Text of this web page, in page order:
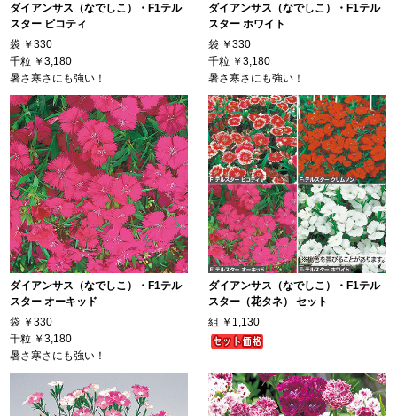
ダイアンサス（なでしこ）・F1テル
スター ピコティ
袋 ￥330
千粒 ￥3,180
暑さ寒さにも強い！
ダイアンサス（なでしこ）・F1テル
スター ホワイト
袋 ￥330
千粒 ￥3,180
暑さ寒さにも強い！
ダイアンサス（なでしこ）・F1テル
スター オーキッド
袋 ￥330
千粒 ￥3,180
暑さ寒さにも強い！
ダイアンサス（なでしこ）・F1テル
スター（花タネ） セット
組 ￥1,130